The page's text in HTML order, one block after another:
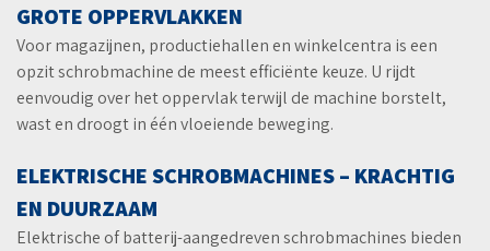
GROTE OPPERVLAKKEN
Voor magazijnen, productiehallen en winkelcentra is een
opzit schrobmachine de meest efficiënte keuze. U rijdt
eenvoudig over het oppervlak terwijl de machine borstelt,
wast en droogt in één vloeiende beweging.
ELEKTRISCHE SCHROBMACHINES – KRACHTIG
EN DUURZAAM
Elektrische of batterij-aangedreven schrobmachines bieden